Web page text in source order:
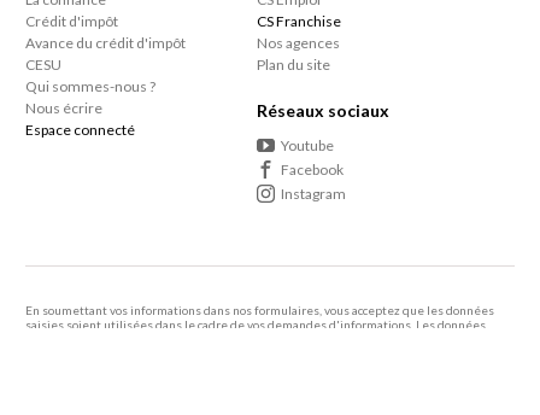
Crédit d'impôt
Avance du crédit d'impôt
CESU
Qui sommes-nous ?
Nous écrire
Espace connecté
CS Franchise
Nos agences
Plan du site
Réseaux sociaux
Youtube
Facebook
Instagram
En soumettant vos informations dans nos formulaires, vous acceptez que les données
saisies soient utilisées dans le cadre de vos demandes d'informations. Les données